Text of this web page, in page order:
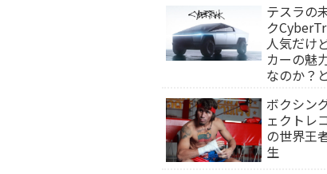
テスラの
ク
人気だけ
カーの魅
なのか？
ボクシン
ェクトレ
の世界王
生